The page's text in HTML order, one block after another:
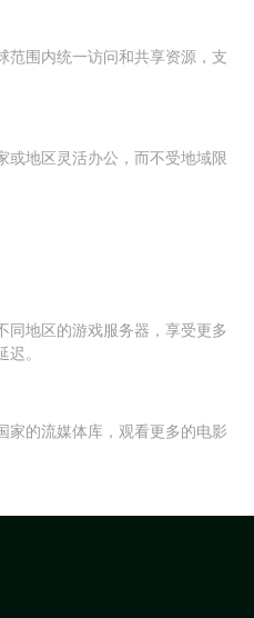
范围内统一访问和共享资源，支
或地区灵活办公，而不受地域限
同地区的游戏服务器，享受更多
。
家的流媒体库，观看更多的电影